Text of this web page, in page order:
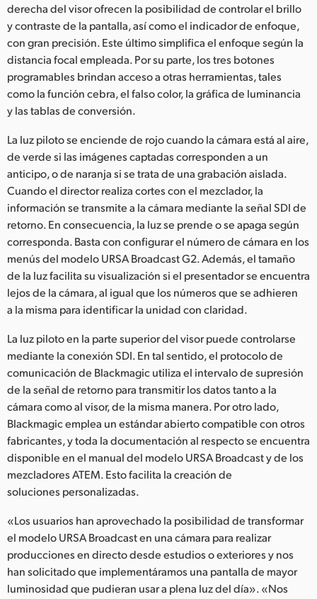
derecha del visor ofrecen la posibilidad de controlar el brillo
y contraste de la pantalla, así como el indicador de enfoque,
con gran precisión. Este último simplifica el enfoque según la
distancia focal empleada. Por su parte, los tres botones
programables brindan acceso a otras herramientas, tales
como la función cebra, el falso color, la gráfica de luminancia
y las tablas de conversión.
La luz piloto se enciende de rojo cuando la cámara está al aire,
de verde si las imágenes captadas corresponden a un
anticipo, o de naranja si se trata de una grabación aislada.
Cuando el director realiza cortes con el mezclador, la
información se transmite a la cámara mediante la señal SDI de
retorno. En consecuencia, la luz se prende o se apaga según
corresponda. Basta con configurar el número de cámara en los
menús del modelo URSA Broadcast G2. Además, el tamaño
de la luz facilita su visualización si el presentador se encuentra
lejos de la cámara, al igual que los números que se adhieren
a la misma para identificar la unidad con claridad.
La luz piloto en la parte superior del visor puede controlarse
mediante la conexión SDI. En tal sentido, el protocolo de
comunicación de Blackmagic utiliza el intervalo de supresión
de la señal de retorno para transmitir los datos tanto a la
cámara como al visor, de la misma manera. Por otro lado,
Blackmagic emplea un estándar abierto compatible con otros
fabricantes, y toda la documentación al respecto se encuentra
disponible en el manual del modelo URSA Broadcast y de los
mezcladores ATEM. Esto facilita la creación de
soluciones personalizadas.
«Los usuarios han aprovechado la posibilidad de transformar
el modelo URSA Broadcast en una cámara para realizar
producciones en directo desde estudios o exteriores y nos
han solicitado que implementáramos una pantalla de mayor
luminosidad que pudieran usar a plena luz del día». «Nos